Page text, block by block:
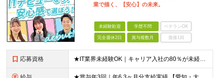
業で描く、【安心】の未来。
未経験歓迎 学歴不問 ベテランOK
完全週休2日 賞与複数月 面接1回
応募資格 ★IT業界未経験OK｜キャリア入社の80％が未経験スタート！ ★第二新卒OK ★学歴不問 ＼このような方を歓迎しています！／ ・IT業界に興味があり、ゼロから学ぶ意欲がある方 ・社会人経験（業界不問